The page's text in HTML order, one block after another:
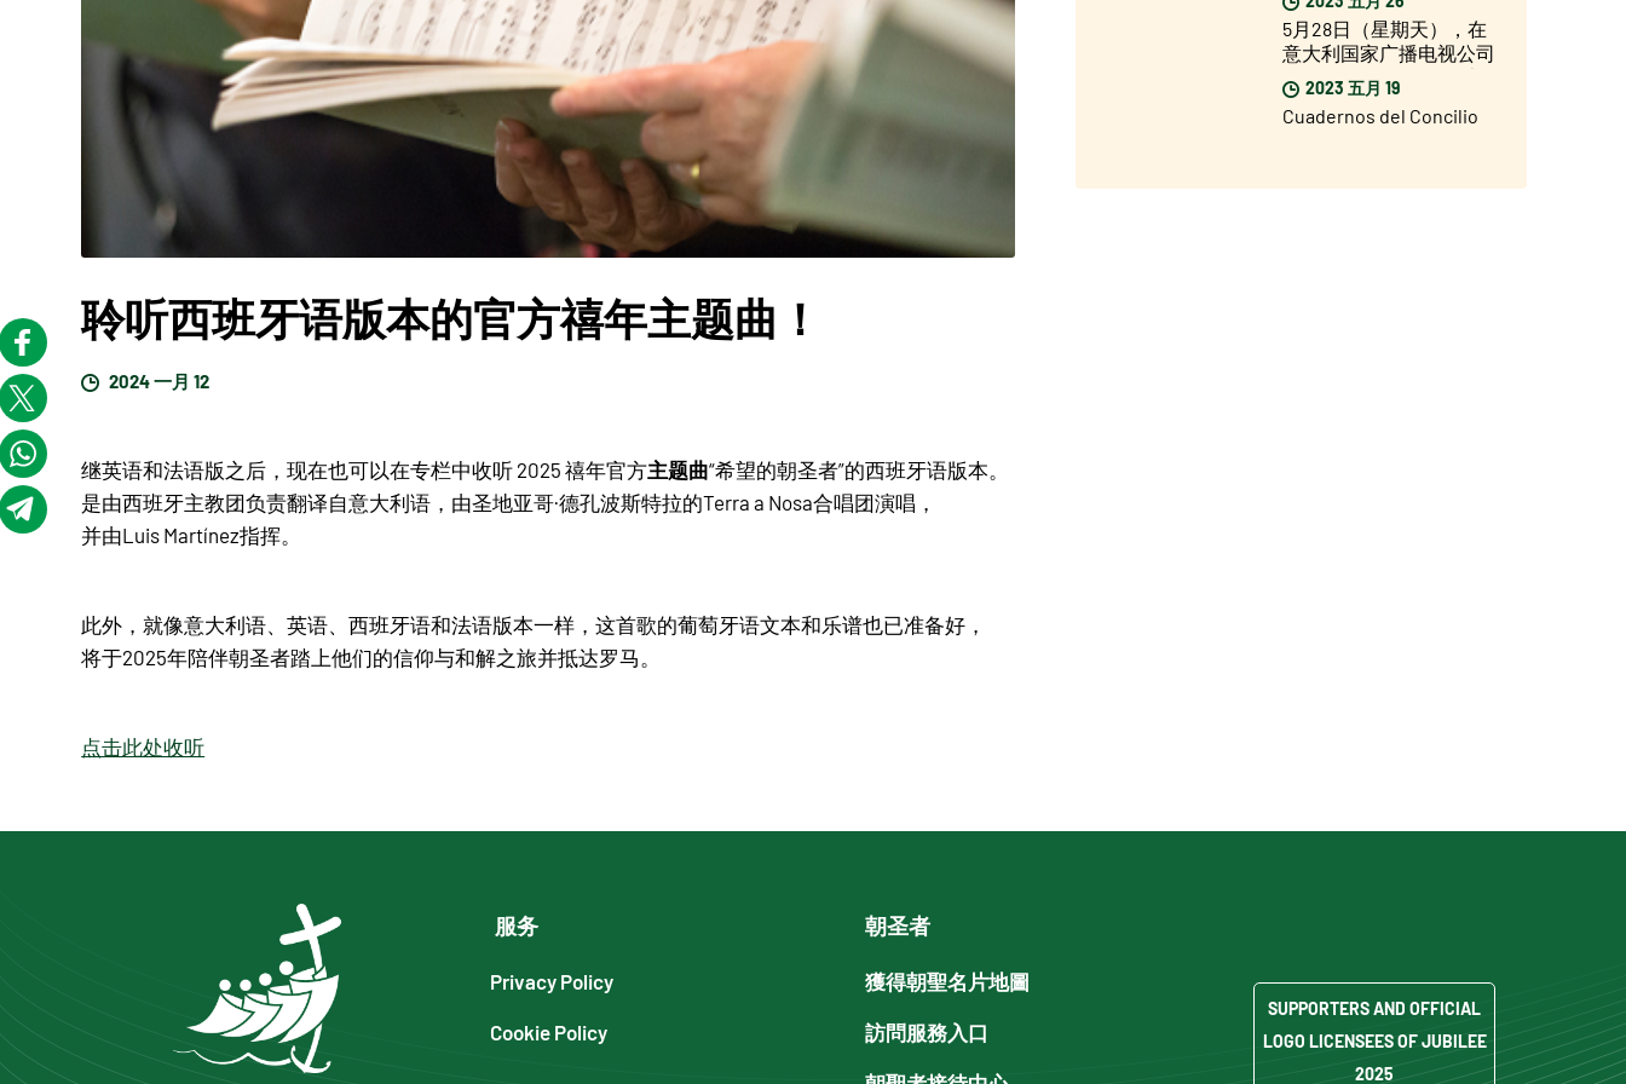
聆听西班牙语版本的官方禧年主题曲！
2024 一月 12
继英语和法语版之后，现在也可以在专栏中收听 2025 禧年官方主题曲“希望的朝圣者”的西班牙语版本。
是由西班牙主教团负责翻译自意大利语，由圣地亚哥·德孔波斯特拉的Terra a Nosa合唱团演唱，
并由Luis Martínez指挥。
此外，就像意大利语、英语、西班牙语和法语版本一样，这首歌的葡萄牙语文本和乐谱也已准备好，
将于2025年陪伴朝圣者踏上他们的信仰与和解之旅并抵达罗马。
点击此处收听
有不久，但我非常乐观”。
5月28日（星期天），在
意大利国家广播电视公司
第一频道（Rai Uno）上播
出新一期的 2025禧年特别
节目
2023 五月 19
Cuadernos del Concilio
服务
Privacy Policy
Cookie Policy
朝圣者
獲得朝聖名片地圖
訪問服務入口
SUPPORTERS AND OFFICIAL
LOGO LICENSEES OF JUBILEE
2025